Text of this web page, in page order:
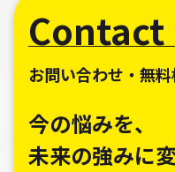
Contact
お問い合わせ・無
今の悩みを、
未来の強みに変